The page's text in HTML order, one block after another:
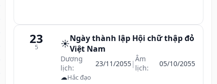
23
5 ☀️Ngày thành lập Hội chữ thập đỏ
Việt Nam
Dương
lịch:
23/11/2055|Âm
lịch:
05/10/2055
☁Hắc đạo